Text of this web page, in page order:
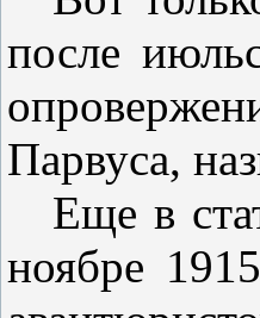
после
Парвуса,
Еще в
ноябре